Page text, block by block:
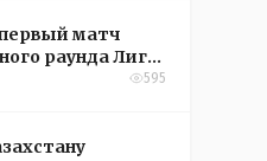
матч
раунда Лиги
595